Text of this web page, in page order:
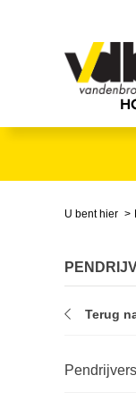
U bent hier
Terug